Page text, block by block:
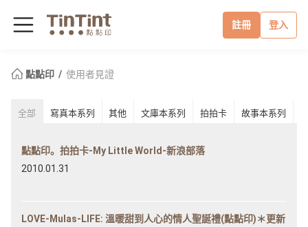
註冊 登入
點點印 使用者見證
全部 寫真本系列 其他 文庫本系列 拍拍卡 故事本系列
點點印。拍拍卡-My Little World-新浪部落
2010.01.31
LOVE-Mulas-LIFE: 溫暖甜到人心的情人聖誕禮(點點印)＊更新